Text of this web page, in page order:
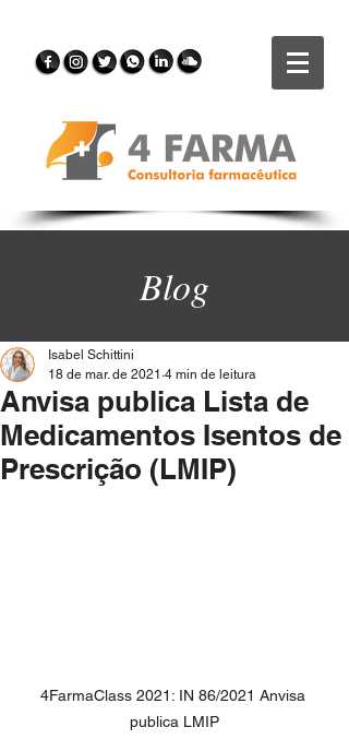
Blog
Anvisa publica Lista de
Medicamentos Isentos de
Prescrição (LMIP)
Isabel Schittini
18 de mar. de 2021 4 min de leitura
4FarmaClass 2021: IN 86/2021 Anvisa
publica LMIP